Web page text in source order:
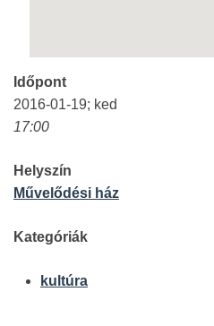
Időpont
2016-01-19; ked
17:00
Helyszín
Művelődési ház
Kategóriák
kultúra